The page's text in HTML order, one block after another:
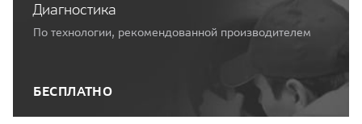
Диагностика
По технологии, рекомендованной производителем
БЕСПЛАТНО